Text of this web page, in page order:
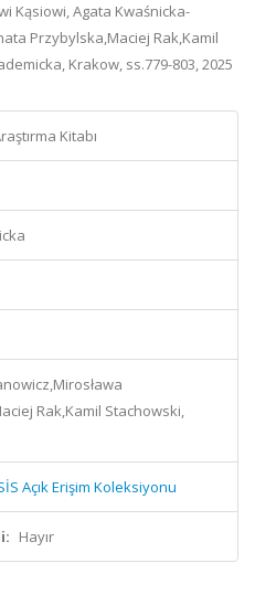
Kąsiowi, Agata Kwaśnicka-
Przybylska,Maciej Rak,Kamil
Krakow, ss.779-803, 2025
Kitabı
Rak,Kamil Stachowski,
Açık Erişim Koleksiyonu
Hayır